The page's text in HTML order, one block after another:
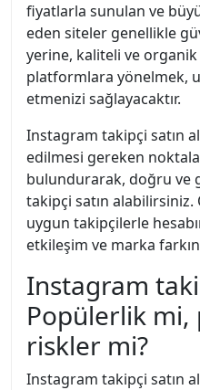
fiyatlarla sunulan ve
eden siteler genellikle
yerine, kaliteli ve
platformlara yönelmek,
etmenizi sağlayacaktır.
Instagram takipçi satın
edilmesi gereken
bulundurarak, doğru ve
takipçi satın
uygun takipçilerle
etkileşim ve marka
Instagram
Popülerlik mi,
riskler mi?
Instagram takipçi satın